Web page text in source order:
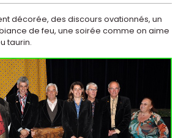
décorée, des discours ovationnés, un
de feu, une soirée comme on aime
taurin.